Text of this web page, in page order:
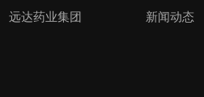
远达药业集团
新闻动态